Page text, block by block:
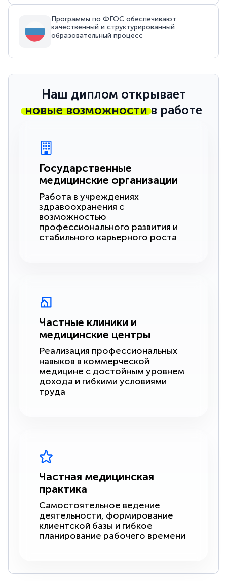
Программы по ФГОС обеспечивают
качественный и структурированный
образовательный процесс
Наш диплом открывает
новые возможностив работе
Государственные
медицинские организации
Работа в учреждениях
здравоохранения с
возможностью
профессионального развития и
стабильного карьерного роста
Частные клиники и
медицинские центры
Реализация профессиональных
навыков в коммерческой
медицине с достойным уровнем
дохода и гибкими условиями
труда
Частная медицинская
практика
Самостоятельное ведение
деятельности, формирование
клиентской базы и гибкое
планирование рабочего времени